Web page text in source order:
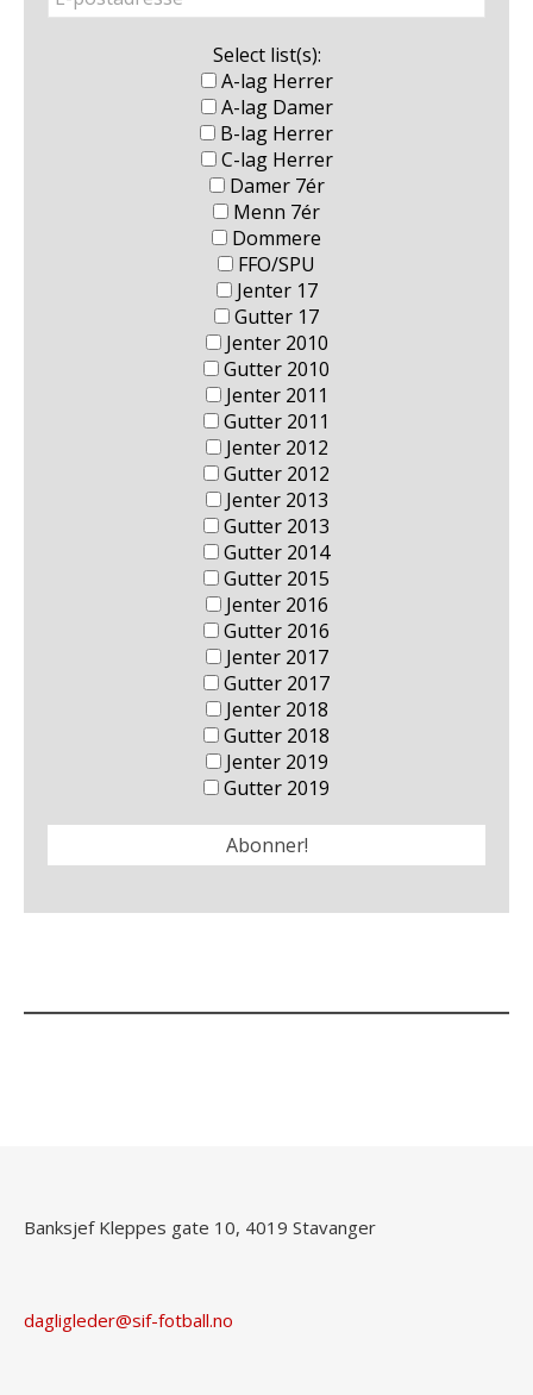
Select list(s):
A-lag Herrer
A-lag Damer
B-lag Herrer
C-lag Herrer
Damer 7ér
Menn 7ér
Dommere
FFO/SPU
Jenter 17
Gutter 17
Jenter 2010
Gutter 2010
Jenter 2011
Gutter 2011
Jenter 2012
Gutter 2012
Jenter 2013
Gutter 2013
Gutter 2014
Gutter 2015
Jenter 2016
Gutter 2016
Jenter 2017
Gutter 2017
Jenter 2018
Gutter 2018
Jenter 2019
Gutter 2019
Banksjef Kleppes gate 10, 4019 Stavanger
dagligleder@sif-fotball.no